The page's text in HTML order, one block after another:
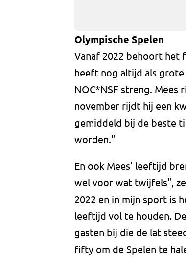
Olympische Spelen
Vanaf 2022 behoort het
heeft nog altijd als grote
NOC*NSF streng. Mees
november rijdt hij een
gemiddeld bij de beste
worden."
En ook Mees' leeftijd
wel voor wat twijfels",
2022 en in mijn sport is
leeftijd vol te houden.
gasten bij die de lat
fifty om de Spelen te